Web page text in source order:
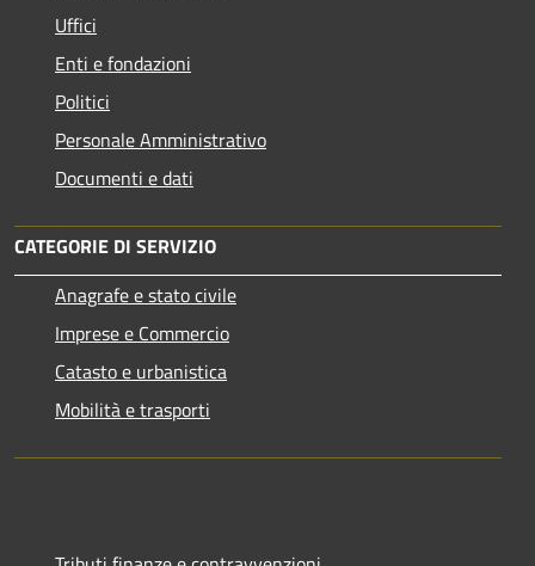
Uffici
Enti e fondazioni
Politici
Personale Amministrativo
Documenti e dati
CATEGORIE DI SERVIZIO
Anagrafe e stato civile
Imprese e Commercio
Catasto e urbanistica
Mobilità e trasporti